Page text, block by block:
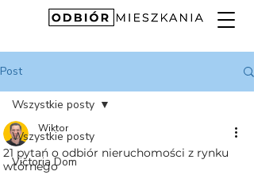
Post
Wszystkie posty
Victoria Dom
Wszystkie posty
21 pytań o odbiór nieruchomości z rynku
wtórnego
Wiktor